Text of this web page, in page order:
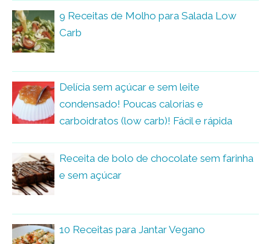
9 Receitas de Molho para Salada Low
Carb
Delícia sem açúcar e sem leite
condensado! Poucas calorias e
carboidratos (low carb)! Fácil e rápida
Receita de bolo de chocolate sem farinha
e sem açúcar
10 Receitas para Jantar Vegano